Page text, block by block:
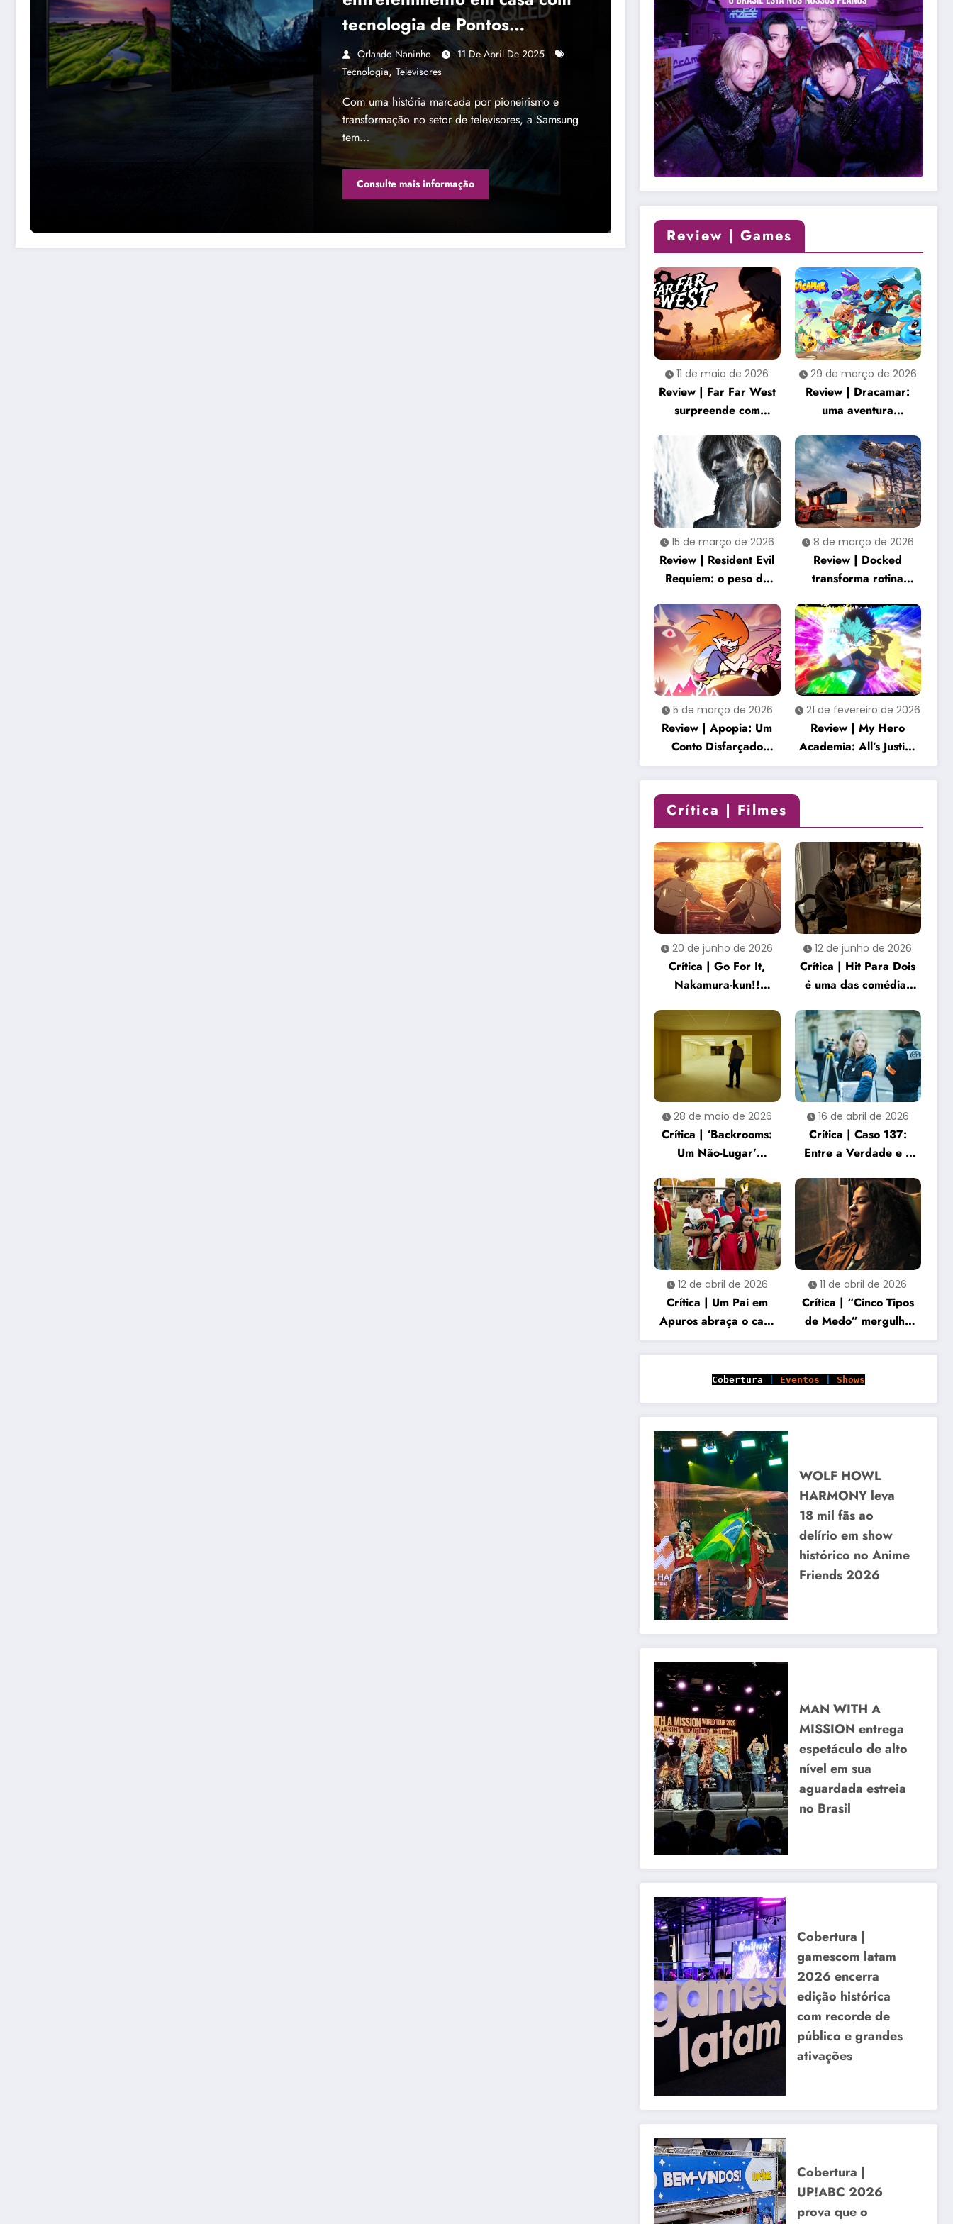
tecnologia de Pontos
Quânticos pioneira em TVs
Orlando Naninho
11 De Abril De 2025
Tecnologia, Televisores
Com uma história marcada por pioneirismo e
transformação no setor de televisores, a Samsung
tem…
Consulte mais informação
Review | Games
11 de maio de 2026
Review | Far Far West
surpreende com
cooperação intensa
29 de março de 2026
Review | Dracamar:
uma aventura
transforma
simplicidade em
charme
15 de março de 2026
Review | Resident Evil
Requiem: o peso de
renasce na franquia
8 de março de 2026
Review | Docked
transforma rotina
experiência
surpreendentemente
envolvente
5 de março de 2026
Review | Apopia: Um
Conto Disfarçado
transforma um mundo
fofo em uma história
inquietante
21 de fevereiro de 2026
Review | My Hero
Academia: All’s Justice
é uma celebração
empolgante que honra
Crítica | Filmes
20 de junho de 2026
Crítica | Go For It,
Nakamura-kun!!
dor de gostar de
alguém
12 de junho de 2026
Crítica | Hit Para Dois
é uma das comédias
sensíveis do ano
28 de maio de 2026
Crítica | ‘Backrooms:
Um Não-Lugar’
experiência de terror
sufocante e
perturbadora
16 de abril de 2026
Crítica | Caso 137:
Entre a Verdade e o
12 de abril de 2026
Crítica | Um Pai em
Apuros abraça o caos
familiar e acerta no
carisma
11 de abril de 2026
Crítica | “Cinco Tipos
de Medo” mergulha
em histórias cruzadas
marcadas por perda e
vingança
Cobertura Eventos Shows
WOLF HOWL
HARMONY leva
18 mil fãs ao
delírio em show
histórico no Anime
Friends 2026
MAN WITH A
MISSION entrega
espetáculo de alto
nível em sua
aguardada estreia
no Brasil
Cobertura |
gamescom latam
2026 encerra
edição histórica
com recorde de
público e grandes
ativações
Cobertura |
UP!ABC 2026
prova que o